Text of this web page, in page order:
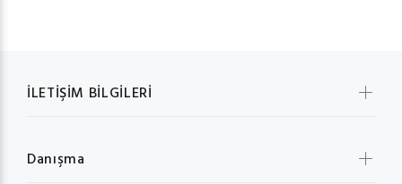
İLETİŞİM BİLGİLERİ
Danışma